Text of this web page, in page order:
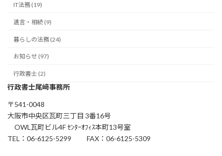
IT法務 (19)
遺言・相続 (9)
暮らしの法務 (24)
お知らせ (97)
行政書士 (2)
行政書士尾﨑事務所
〒541-0048
大阪市中央区瓦町三丁目 3番16号
OWL瓦町ビル4F ｾﾝﾀｰｵﾌｨｽ本町13号室
TEL：06-6125-5299 FAX：06-6125-5309